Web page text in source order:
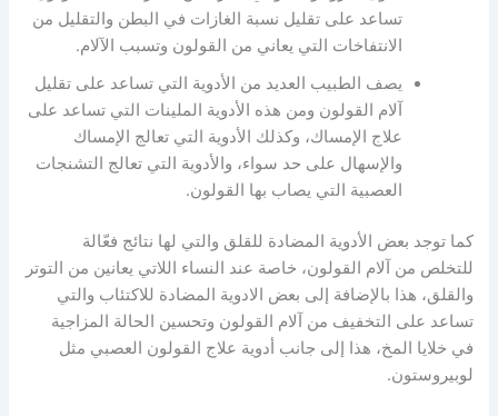
تساعد على تقليل نسبة الغازات في البطن والتقليل من
الانتفاخات التي يعاني من القولون وتسبب الآلام.
يصف الطبيب العديد من الأدوية التي تساعد على تقليل
آلام القولون ومن هذه الأدوية الملينات التي تساعد على
علاج الإمساك، وكذلك الأدوية التي تعالج الإمساك
والإسهال على حد سواء، والأدوية التي تعالج التشنجات
العصبية التي يصاب بها القولون.
كما توجد بعض الأدوية المضادة للقلق والتي لها نتائج فعّالة
للتخلص من آلام القولون، خاصة عند النساء اللاتي يعانين من التوتر
والقلق، هذا بالإضافة إلى بعض الادوية المضادة للاكتئاب والتي
تساعد على التخفيف من آلام القولون وتحسين الحالة المزاجية
في خلايا المخ، هذا إلى جانب أدوية علاج القولون العصبي مثل
لوبيروستون.